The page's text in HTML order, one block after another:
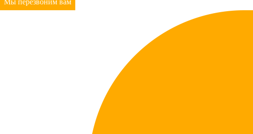
Мы перезвоним вам